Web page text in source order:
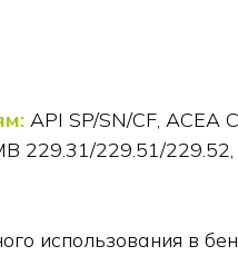
API SP/SN/CF, ACEA
229.31/229.51/
использования в